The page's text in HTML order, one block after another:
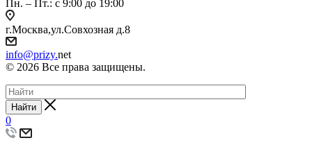
Пн. – Пт.: с 9:00 до 19:00
г.Москва,ул.Совхозная д.8
info@prizy.net
© 2026 Все права защищены.
Найти
0